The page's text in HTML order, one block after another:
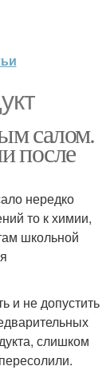
салом.
после
нередко
то к химии,
школьной
и не допустить
слишком